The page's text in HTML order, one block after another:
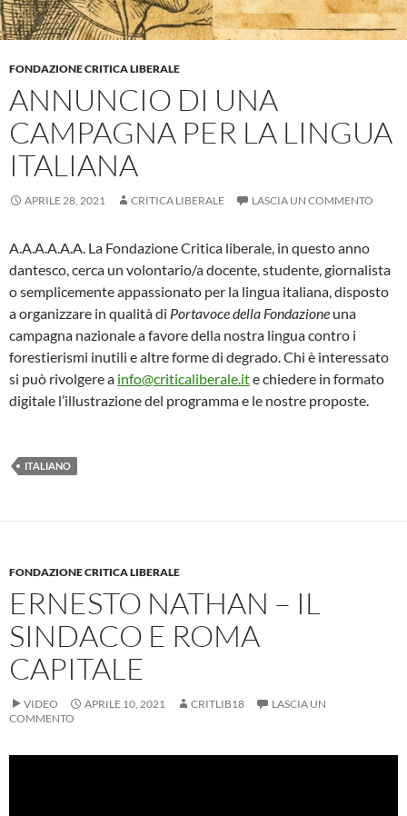
FONDAZIONE CRITICA LIBERALE
ANNUNCIO DI UNA
CAMPAGNA PER LA LINGUA
ITALIANA
APRILE 28, 2021 CRITICA LIBERALE LASCIA UN COMMENTO
A.A.A.A.A.A. La Fondazione Critica liberale, in questo anno
dantesco, cerca un volontario/a docente, studente, giornalista
o semplicemente appassionato per la lingua italiana, disposto
a organizzare in qualità di Portavoce della Fondazione una
campagna nazionale a favore della nostra lingua contro i
forestierismi inutili e altre forme di degrado. Chi è interessato
si può rivolgere a info@criticaliberale.ite chiedere in formato
digitale l’illustrazione del programma e le nostre proposte.
ITALIANO
FONDAZIONE CRITICA LIBERALE
ERNESTO NATHAN – IL
SINDACO E ROMA
CAPITALE
VIDEO APRILE 10, 2021 CRITLIB18
LASCIA UN
COMMENTO